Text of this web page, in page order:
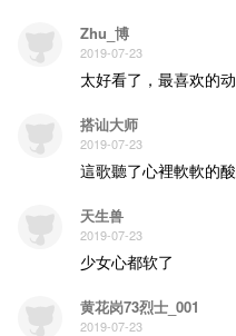
Zhu_博
2019-07-23
太好看了，最喜欢的
搭讪大师
2019-07-23
這歌聽了心裡軟軟的
天生兽
2019-07-23
少女心都软了
黄花岗73烈士_001
2019-07-23